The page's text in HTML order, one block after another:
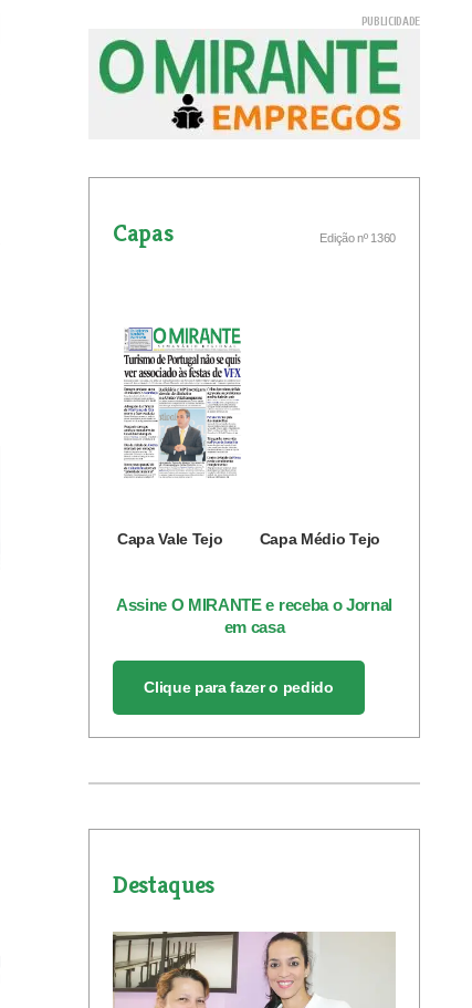
Capas Edição nº 1360
Capa Vale Tejo Capa Médio Tejo
Assine O MIRANTE e receba o Jornal
em casa
Clique para fazer o pedido
Destaques